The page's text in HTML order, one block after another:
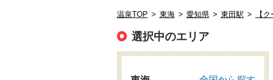
温泉TOP > 東海 > 愛知県 > 東田駅 > 【
選択中のエリア